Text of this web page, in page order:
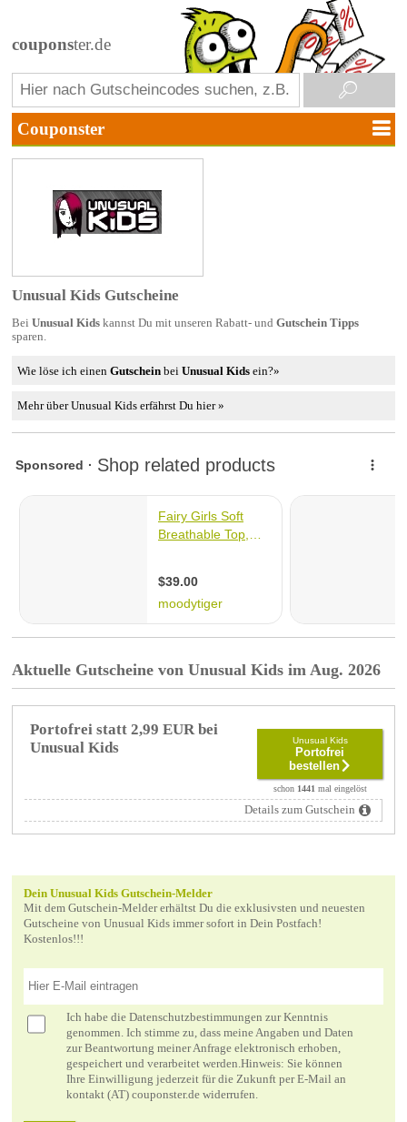
couponster.de
Unusual Kids Gutscheine
Bei Unusual Kidskannst Du mit unseren Rabatt- und Gutschein Tipps
sparen.
Wie löse ich einenGutschein beiUnusual Kids ein?»
Mehr über Unusual Kids erfährst Du hier »
Aktuelle Gutscheine von Unusual Kids im Aug. 2026
Portofrei statt 2,99 EUR bei
Unusual Kids
Unusual Kids
Portofrei
bestellen
schon 1441 mal eingelöst
Details zum Gutschein
Dein Unusual Kids Gutschein-Melder
Mit dem Gutschein-Melder erhältst Du die exklusivsten und neuesten
Gutscheine von Unusual Kids immer sofort in Dein Postfach!
Kostenlos!!!
Ich habe die Datenschutzbestimmungen zur Kenntnis
genommen. Ich stimme zu, dass meine Angaben und Daten
zur Beantwortung meiner Anfrage elektronisch erhoben,
gespeichert und verarbeitet werden.Hinweis: Sie können
Ihre Einwilligung jederzeit für die Zukunft per E-Mail an
kontakt (AT) couponster.de widerrufen.